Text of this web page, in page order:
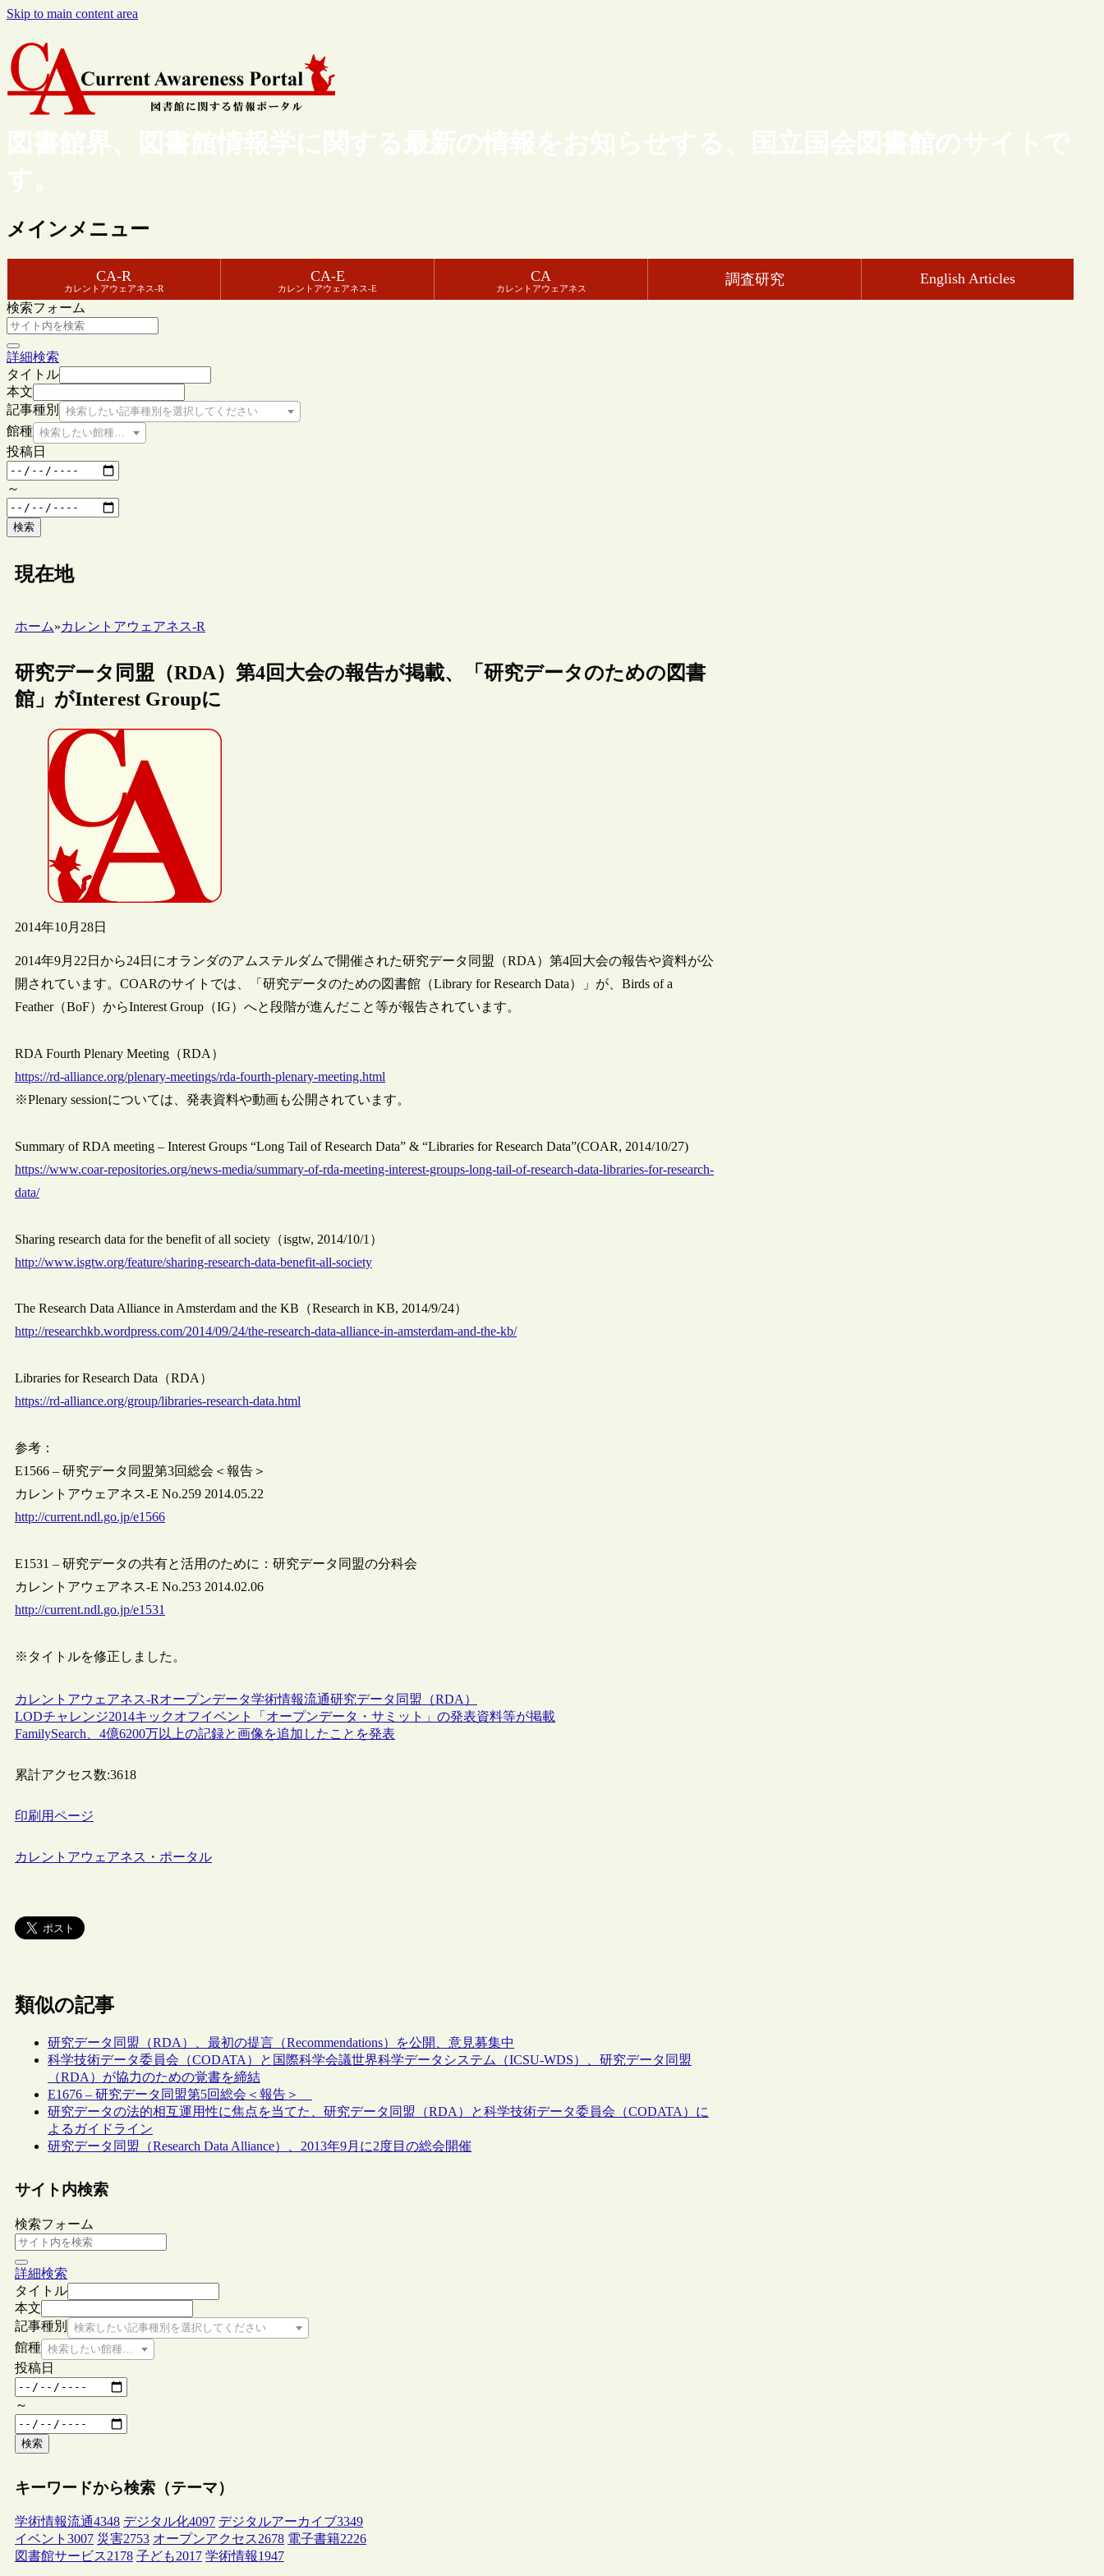
Skip to main content area
図書館界、図書館情報学に関する最新の情報をお知らせする、国立国会図書館のサイトで
す。
メインメニュー
CA-R
カレントアウェアネス-R
CA-E
カレントアウェアネス-E
CA
カレントアウェアネス
調査研究 English Articles
検索フォーム
詳細検索
タイトル
本文
記事種別
検索したい記事種別を選択してください
館種 検索したい館種を選択してください
投稿日
～
検索
現在地
ホーム»カレントアウェアネス-R
研究データ同盟（RDA）第4回大会の報告が掲載、「研究データのための図書
館」がInterest Groupに
2014年10月28日
2014年9月22日から24日にオランダのアムステルダムで開催された研究データ同盟（RDA）第4回大会の報告や資料が公
開されています。COARのサイトでは、「研究データのための図書館（Library for Research Data）」が、Birds of a
Feather（BoF）からInterest Group（IG）へと段階が進んだこと等が報告されています。
RDA Fourth Plenary Meeting（RDA）
https://rd-alliance.org/plenary-meetings/rda-fourth-plenary-meeting.html
※Plenary sessionについては、発表資料や動画も公開されています。
Summary of RDA meeting – Interest Groups “Long Tail of Research Data” & “Libraries for Research Data”(COAR, 2014/10/27)
https://www.coar-repositories.org/news-media/summary-of-rda-meeting-interest-groups-long-tail-of-research-data-libraries-for-research-
data/
Sharing research data for the benefit of all society（isgtw, 2014/10/1）
http://www.isgtw.org/feature/sharing-research-data-benefit-all-society
The Research Data Alliance in Amsterdam and the KB（Research in KB, 2014/9/24）
http://researchkb.wordpress.com/2014/09/24/the-research-data-alliance-in-amsterdam-and-the-kb/
Libraries for Research Data（RDA）
https://rd-alliance.org/group/libraries-research-data.html
参考：
E1566 – 研究データ同盟第3回総会＜報告＞
カレントアウェアネス-E No.259 2014.05.22
http://current.ndl.go.jp/e1566
E1531 – 研究データの共有と活用のために：研究データ同盟の分科会
カレントアウェアネス-E No.253 2014.02.06
http://current.ndl.go.jp/e1531
※タイトルを修正しました。
カレントアウェアネス-Rオープンデータ学術情報流通研究データ同盟（RDA）
LODチャレンジ2014キックオフイベント「オープンデータ・サミット」の発表資料等が掲載
FamilySearch、4億6200万以上の記録と画像を追加したことを発表
累計アクセス数:3618
印刷用ページ
カレントアウェアネス・ポータル
類似の記事
研究データ同盟（RDA）、最初の提言（Recommendations）を公開、意見募集中
科学技術データ委員会（CODATA）と国際科学会議世界科学データシステム（ICSU-WDS）、研究データ同盟
（RDA）が協力のための覚書を締結
E1676 – 研究データ同盟第5回総会＜報告＞
研究データの法的相互運用性に焦点を当てた、研究データ同盟（RDA）と科学技術データ委員会（CODATA）に
よるガイドライン
研究データ同盟（Research Data Alliance）、2013年9月に2度目の総会開催
サイト内検索
検索フォーム
詳細検索
タイトル
本文
記事種別
検索したい記事種別を選択してください
館種 検索したい館種を選択してください
投稿日
～
検索
キーワードから検索（テーマ）
学術情報流通4348 デジタル化4097 デジタルアーカイブ3349
イベント 3007 災害2753 オープンアクセス2678 電子書籍2226
図書館サービス2178 子ども2017 学術情報1947